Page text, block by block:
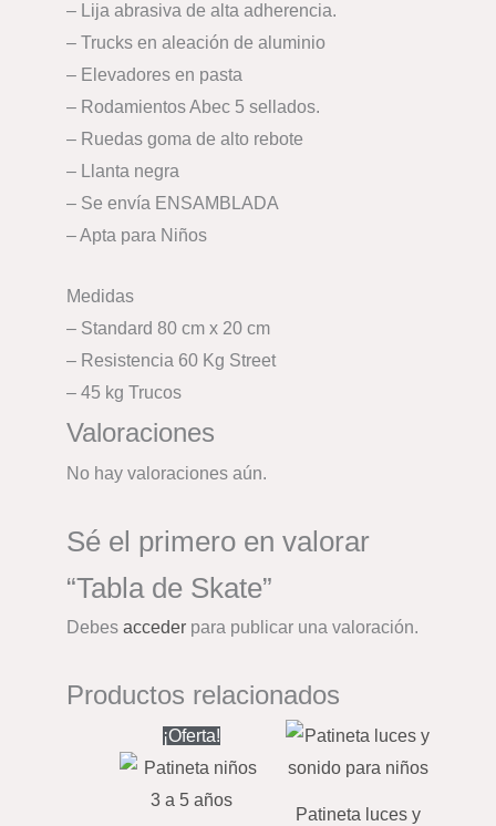
– Lija abrasiva de alta adherencia.
– Trucks en aleación de aluminio
– Elevadores en pasta
– Rodamientos Abec 5 sellados.
– Ruedas goma de alto rebote
– Llanta negra
– Se envía ENSAMBLADA
– Apta para Niños
Medidas
– Standard 80 cm x 20 cm
– Resistencia 60 Kg Street
– 45 kg Trucos
Valoraciones
No hay valoraciones aún.
Sé el primero en valorar
“Tabla de Skate”
Debes acceder para publicar una valoración.
Productos relacionados
¡Oferta!
El
precio
original
era:
$85,000.
actual
$70,000.Patineta luces y